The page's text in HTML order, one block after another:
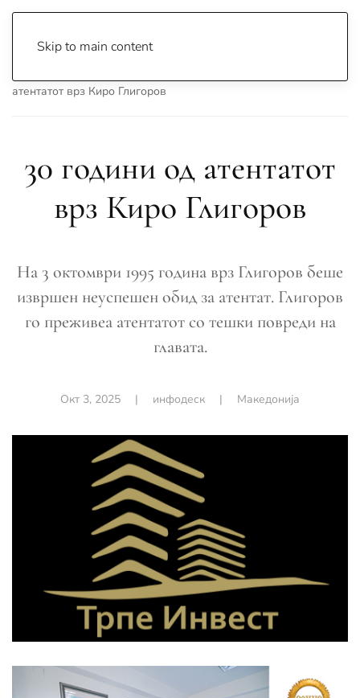
Skip to main content
атентатот врз Киро Глигоров
30 години од атентатот
врз Киро Глигоров
На 3 октомври 1995 година врз Глигоров беше
извршен неуспешен обид за атентат. Глигоров
го преживеа атентатот со тешки повреди на
главата.
Окт 3, 2025 | инфодеск | Македонија